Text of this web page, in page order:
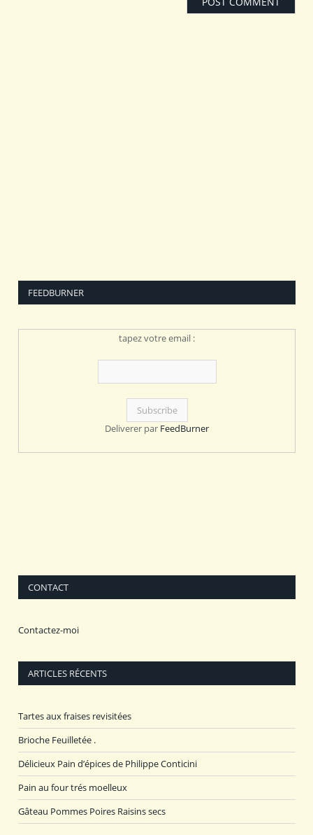
FEEDBURNER
tapez votre email :
Deliverer par FeedBurner
CONTACT
Contactez-moi
ARTICLES RÉCENTS
Tartes aux fraises revisitées
Brioche Feuilletée .
Délicieux Pain d’épices de Philippe Conticini
Pain au four trés moelleux
Gâteau Pommes Poires Raisins secs